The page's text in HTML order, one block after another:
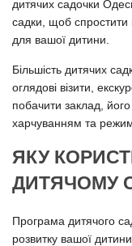
дитячих садочки
садки, щоб спростити
для вашої дитини.
Більшість дитячих
оглядові візити,
побачити заклад, його
харчуванням та
ЯКУ
ДИТЯЧОМУ
Програма дитячого
розвитку вашої